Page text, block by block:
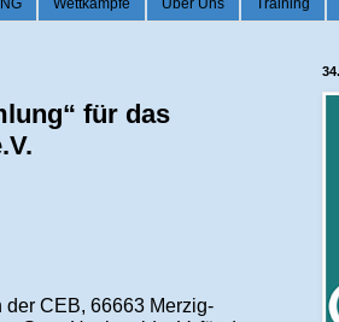
Wettkämpfe Über Uns Training
für das
CEB, 66663 Merzig-